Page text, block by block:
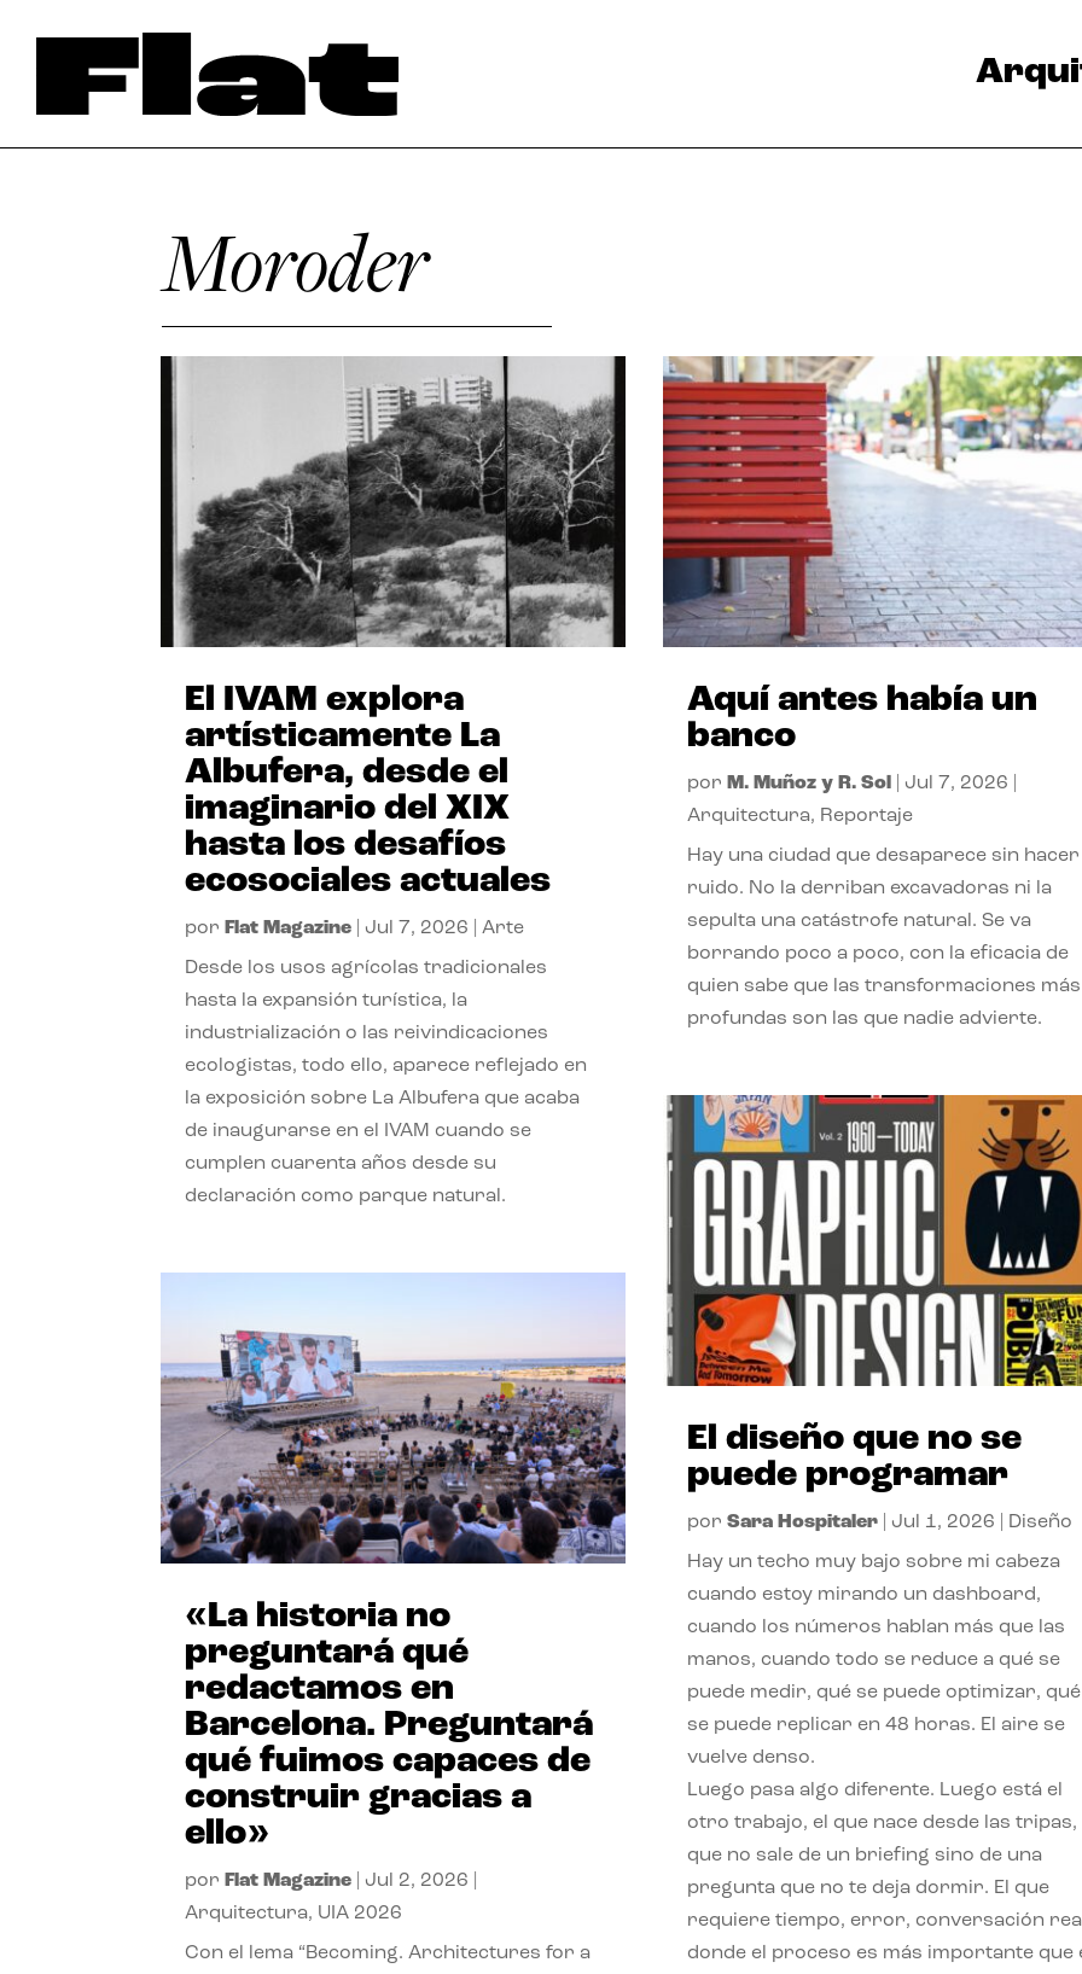
Moroder
El IVAM explora
artísticamente La
Albufera, desde el
imaginario del XIX
hasta los desafíos
ecosociales actuales
por Flat Magazine Jul 7, 2026 |Arte
Desde los usos agrícolas tradicionales
hasta la expansión turística, la
industrialización o las reivindicaciones
ecologistas, todo ello, aparece reflejado en
la exposición sobre La Albufera que acaba
de inaugurarse en el IVAM cuando se
cumplen cuarenta años desde su
declaración como parque natural.
«La historia no
preguntará qué
redactamos en
Barcelona. Preguntará
qué fuimos capaces de
construir gracias a
ello»
por Flat Magazine Jul 2, 2026
Arquitectura, UIA 2026
Con el lema “Becoming. Architectures for a
Aquí antes había un
banco
por M. Muñoz y R. Sol Jul 7, 2026
Arquitectura, Reportaje
Hay una ciudad que desaparece sin hacer
ruido. No la derriban excavadoras ni la
sepulta una catástrofe natural. Se va
borrando poco a poco, con la eficacia de
quien sabe que las transformaciones más
profundas son las que nadie advierte.
El diseño que no se
puede programar
por Sara Hospitaler| Jul 1, 2026 Diseño
Hay un techo muy bajo sobre mi cabeza
cuando estoy mirando un dashboard,
cuando los números hablan más que las
manos, cuando todo se reduce a qué se
puede medir, qué se puede optimizar, qué
se puede replicar en 48 horas. El aire se
vuelve denso.
Luego pasa algo diferente. Luego está el
otro trabajo, el que nace desde las tripas,
que no sale de un briefing sino de una
pregunta que no te deja dormir. El que
requiere tiempo, error, conversación
donde el proceso es más importante que